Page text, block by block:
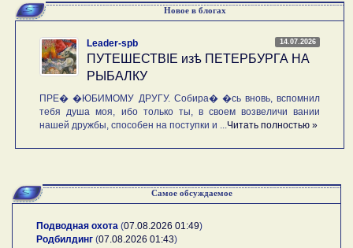
Новое в блогах
14.07.2026
Leader-spb
ПУТЕШЕСТВIE изѣ ПЕТЕРБУРГА НА
РЫБАЛКУ
ПРЕ� �ЮБИМОМУ ДРУГУ. Собира� �сь вновь, вспомнил
тебя душа моя, ибо только ты, в своем возвеличи вании
нашей дружбы, способен на поступки и ... Читать полностью »
Самое обсуждаемое
Подводная охота (07.08.2026 01:49)
Родбилдинг (07.08.2026 01:43)